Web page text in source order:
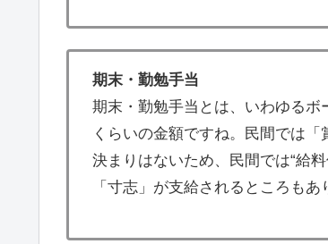
期末・勤勉手当
期末・勤勉手当とは、いわゆるボ
くらいの金額ですね。民間では
決まりはないため、民間では“給
「寸志」が支給されるところもあ